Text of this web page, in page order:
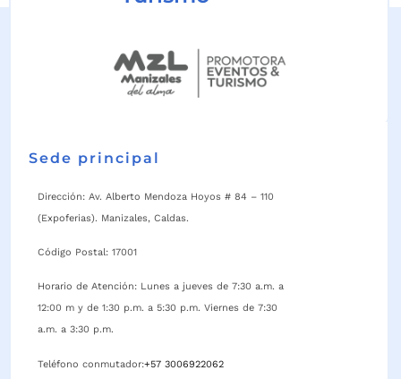
Sede principal
Dirección: Av. Alberto Mendoza Hoyos # 84 – 110
(Expoferias). Manizales, Caldas.
Código Postal: 17001
Horario de Atención: Lunes a jueves de 7:30 a.m. a
12:00 m y de 1:30 p.m. a 5:30 p.m. Viernes de 7:30
a.m. a 3:30 p.m.
Teléfono conmutador:+57 3006922062